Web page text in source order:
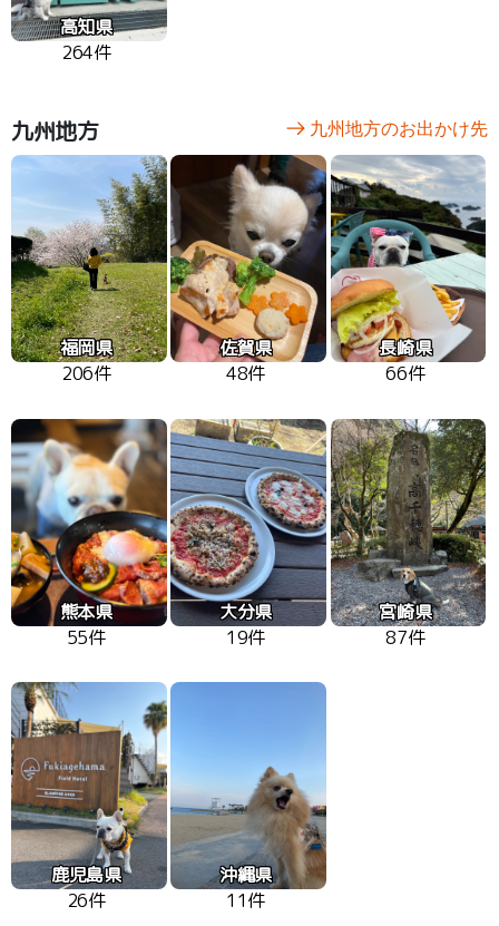
高知県
264件
九州地方 九州地方のお出かけ先
福岡県
206件
佐賀県
48件
長崎県
66件
熊本県
55件
大分県
19件
宮崎県
87件
鹿児島県
26件
沖縄県
11件